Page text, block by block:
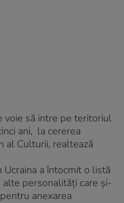
voie să intre pe teritoriul
ani, la cererea
al Culturii, realtează
a întocmit o listă
alte personalităţi care şi-
anexarea